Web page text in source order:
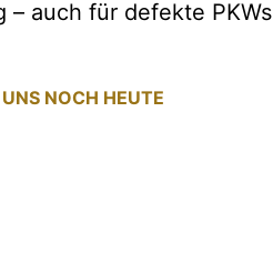
– auch für defekte PKWs
NOCH HEUTE